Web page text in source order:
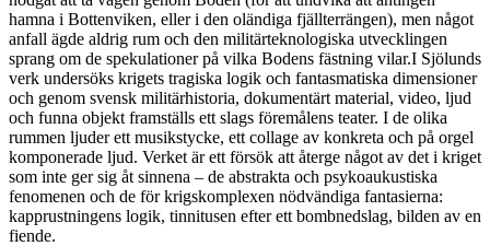
hamna i Bottenviken, eller i den oländiga fjällterrängen), men något
anfall ägde aldrig rum och den militärteknologiska utvecklingen
sprang om de spekulationer på vilka Bodens fästning vilar.I Sjölunds
verk undersöks krigets tragiska logik och fantasmatiska dimensioner
och genom svensk militärhistoria, dokumentärt material, video, ljud
och funna objekt framställs ett slags föremålens teater. I de olika
rummen ljuder ett musikstycke, ett collage av konkreta och på orgel
komponerade ljud. Verket är ett försök att återge något av det i kriget
som inte ger sig åt sinnena – de abstrakta och psykoaukustiska
fenomenen och de för krigskomplexen nödvändiga fantasierna:
kapprustningens logik, tinnitusen efter ett bombnedslag, bilden av en
fiende.